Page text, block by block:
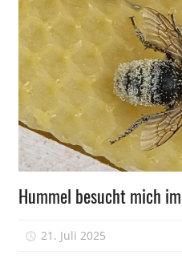
Wissen
Hummel besucht mich
21. Juli 2025